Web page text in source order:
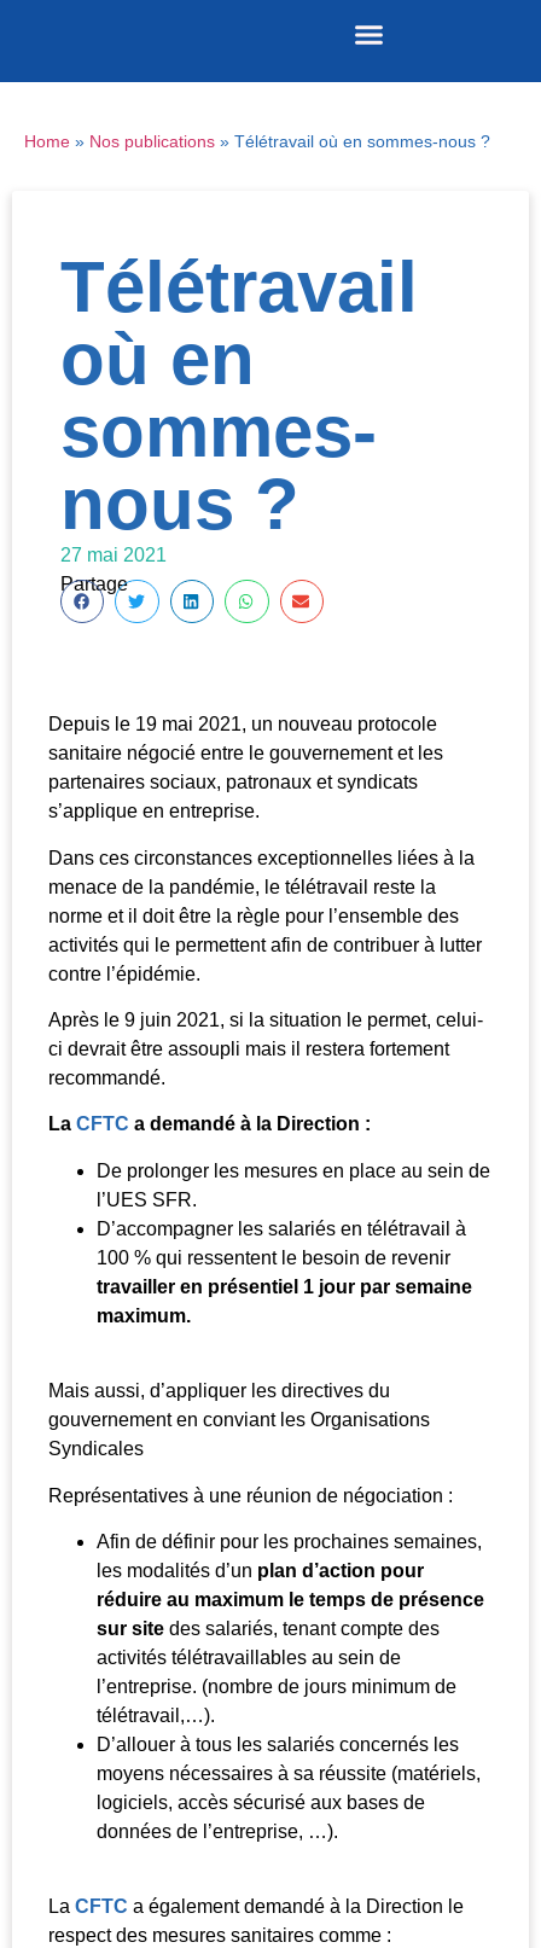
Home » Nos publications » Télétravail où en sommes-nous ?
Télétravail
où en
sommes-
nous ?
27 mai 2021
Partage
Depuis le 19 mai 2021, un nouveau protocole
sanitaire négocié entre le gouvernement et les
partenaires sociaux, patronaux et syndicats
s’applique en entreprise.
Dans ces circonstances exceptionnelles liées à la
menace de la pandémie, le télétravail reste la
norme et il doit être la règle pour l’ensemble des
activités qui le permettent afin de contribuer à lutter
contre l’épidémie.
Après le 9 juin 2021, si la situation le permet, celui-
ci devrait être assoupli mais il restera fortement
recommandé.
La CFTC a demandé à la Direction :
De prolonger les mesures en place au sein de
l’UES SFR.
D’accompagner les salariés en télétravail à
100 % qui ressentent le besoin de revenir
travailler en présentiel 1 jour par semaine
maximum.
Mais aussi, d’appliquer les directives du
gouvernement en conviant les Organisations
Syndicales
Représentatives à une réunion de négociation :
Afin de définir pour les prochaines semaines,
les modalités d’un plan d’action pour
réduire au maximum le temps de présence
sur site des salariés, tenant compte des
activités télétravaillables au sein de
l’entreprise. (nombre de jours minimum de
télétravail,…).
D’allouer à tous les salariés concernés les
moyens nécessaires à sa réussite (matériels,
logiciels, accès sécurisé aux bases de
données de l’entreprise, …).
La CFTC a également demandé à la Direction le
respect des mesures sanitaires comme :